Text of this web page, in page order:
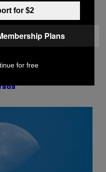
After
Roof
Reaper
for $2
Plans
for free